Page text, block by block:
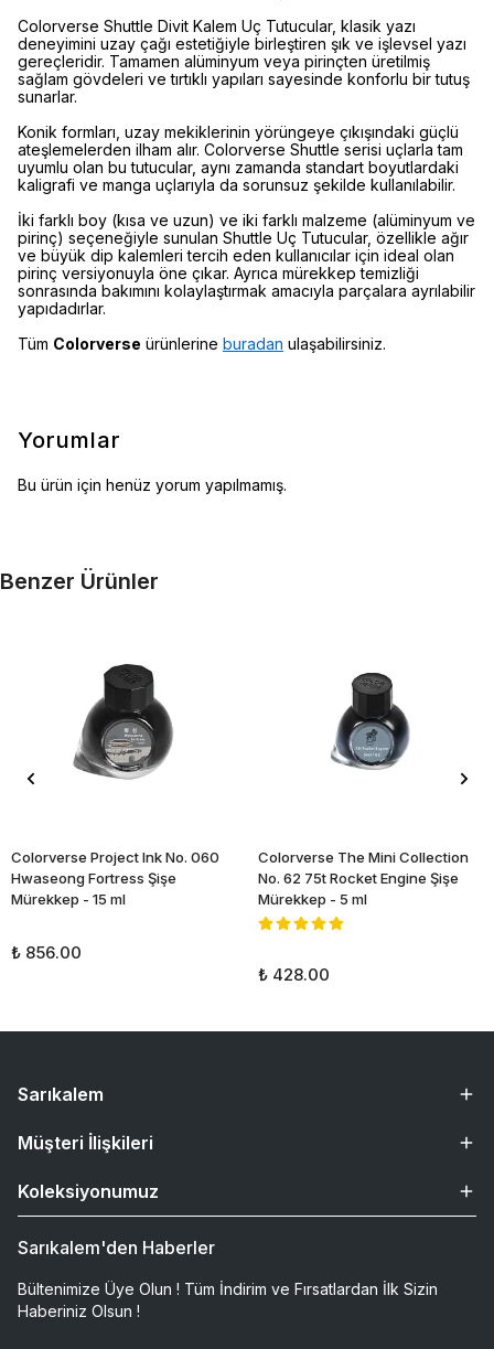
Colorverse Shuttle Divit Kalem Uç Tutucular, klasik yazı
deneyimini uzay çağı estetiğiyle birleştiren şık ve işlevsel yazı
gereçleridir. Tamamen alüminyum veya pirinçten üretilmiş
sağlam gövdeleri ve tırtıklı yapıları sayesinde konforlu bir tutuş
sunarlar.
Konik formları, uzay mekiklerinin yörüngeye çıkışındaki güçlü
ateşlemelerden ilham alır. Colorverse Shuttle serisi uçlarla tam
uyumlu olan bu tutucular, aynı zamanda standart boyutlardaki
kaligrafi ve manga uçlarıyla da sorunsuz şekilde kullanılabilir.
İki farklı boy (kısa ve uzun) ve iki farklı malzeme (alüminyum ve
pirinç) seçeneğiyle sunulan Shuttle Uç Tutucular, özellikle ağır
ve büyük dip kalemleri tercih eden kullanıcılar için ideal olan
pirinç versiyonuyla öne çıkar. Ayrıca mürekkep temizliği
sonrasında bakımını kolaylaştırmak amacıyla parçalara ayrılabilir
yapıdadırlar.
Tüm Colorverse ürünlerine buradan ulaşabilirsiniz.
Yorumlar
Bu ürün için henüz yorum yapılmamış.
Benzer Ürünler
Colorverse Project Ink No. 060
Hwaseong Fortress Şişe
Mürekkep - 15 ml
₺ 856.00
Colorverse The Mini Collection
No. 62 75t Rocket Engine Şişe
Mürekkep - 5 ml
₺ 428.00
Sarıkalem
Müşteri İlişkileri
Koleksiyonumuz
Sarıkalem'den Haberler
Bültenimize Üye Olun ! Tüm İndirim ve Fırsatlardan İlk Sizin
Haberiniz Olsun !